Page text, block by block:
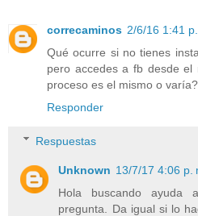
correcaminos 2/6/16 1:41 p.
Qué ocurre si no tienes
pero accedes a fb desde el
proceso es el mismo o varía?
Responder
Respuestas
Unknown 13/7/17 4:06 p.
Hola buscando ayuda
pregunta. Da igual si lo